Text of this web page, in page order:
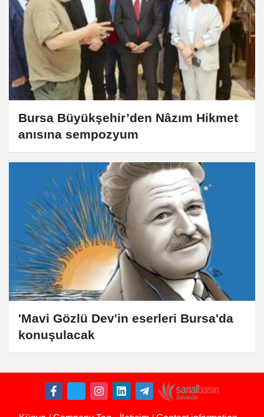
Bursa Büyükşehir’den Nâzım Hikmet
anısına sempozyum
'Mavi Gözlü Dev'in eserleri Bursa'da
konuşulacak